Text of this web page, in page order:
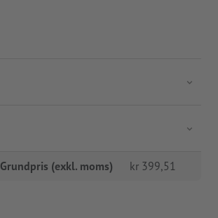
Grundpris (exkl. moms) kr 399,51